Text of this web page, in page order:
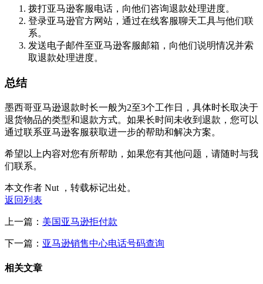
拨打亚马逊客服电话，向他们咨询退款处理进度。
登录亚马逊官方网站，通过在线客服聊天工具与他们联
系。
发送电子邮件至亚马逊客服邮箱，向他们说明情况并索
取退款处理进度。
总结
墨西哥亚马逊退款时长一般为2至3个工作日，具体时长取决于
退货物品的类型和退款方式。如果长时间未收到退款，您可以
通过联系亚马逊客服获取进一步的帮助和解决方案。
希望以上内容对您有所帮助，如果您有其他问题，请随时与我
们联系。
本文作者 Nut ，转载标记出处。
返回列表
上一篇： 美国亚马逊拒付款
下一篇： 亚马逊销售中心电话号码查询
相关文章